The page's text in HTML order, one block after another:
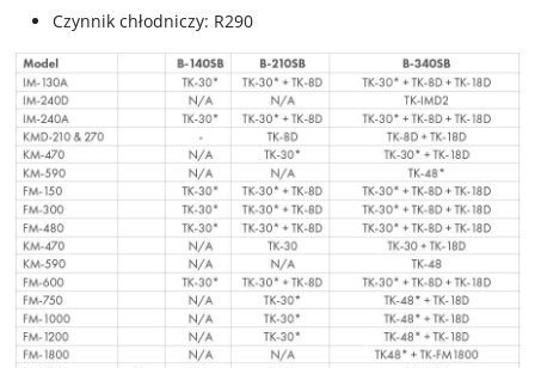
Czynnik chłodniczy: R290